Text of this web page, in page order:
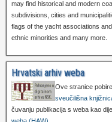
may find historical and modern
subdivisions, cities and
flags of the yacht associations
ethnic minorities and many more.
Hrvatski arhiv weba
Ove stranice
sveučilišna
čuvanju publikacija s weba kao